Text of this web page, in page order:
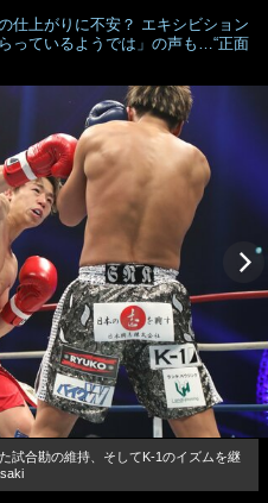
仕上がりに不安？ エキシビション
っているようでは」の声も…“正面
試合勘の維持、そしてK-1のイズムを継